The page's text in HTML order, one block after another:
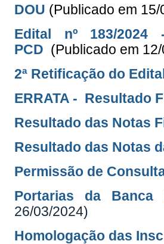
DOU (Publicado em 15/
Edital nº 183/
PCD (Publicado em
2ª Retificação do
ERRATA - Resultado
Resultado das Notas
Resultado das Notas
Permissão de
Portarias da Banca
26/03/2024)
Homologação das